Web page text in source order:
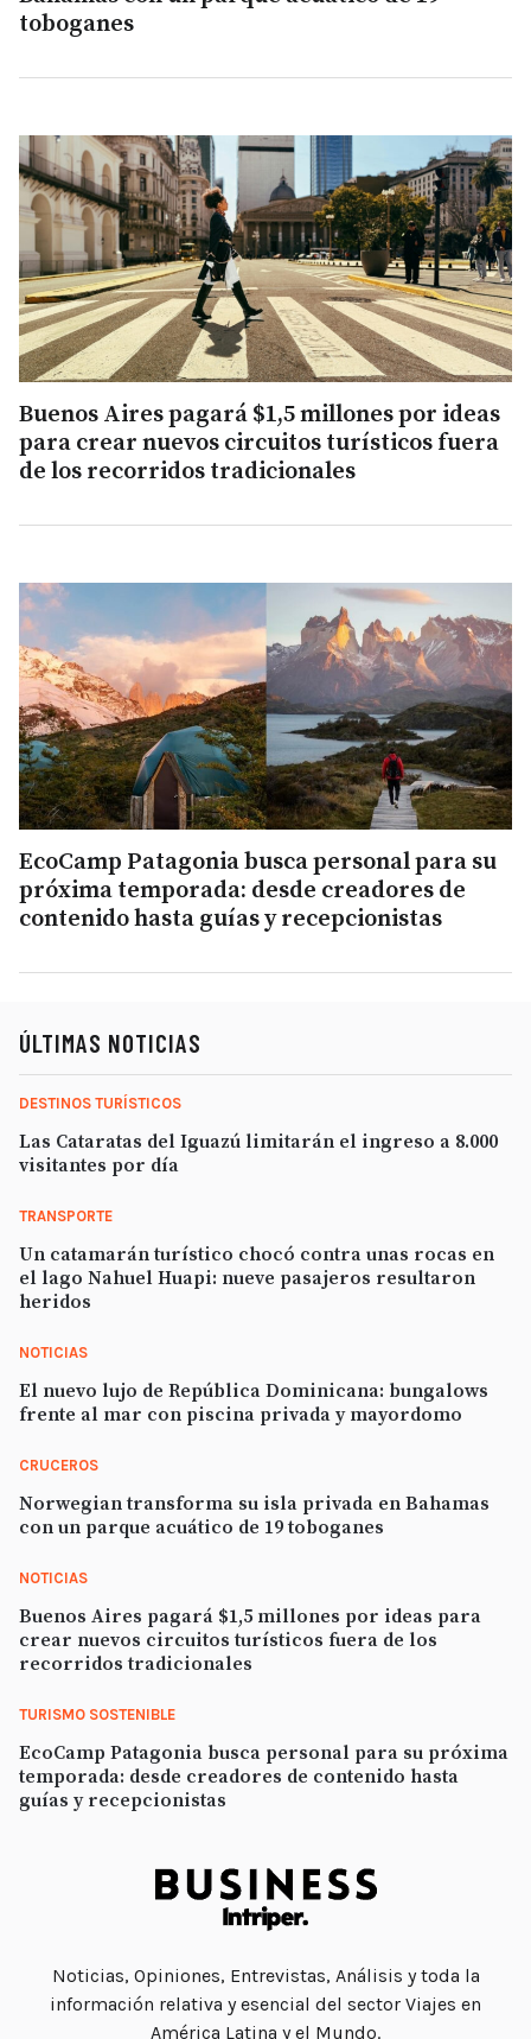
toboganes
Buenos Aires pagará $1,5 millones por ideas
para crear nuevos circuitos turísticos fuera
de los recorridos tradicionales
EcoCamp Patagonia busca personal para su
próxima temporada: desde creadores de
contenido hasta guías y recepcionistas
Noticias, Opiniones, Entrevistas, Análisis y toda la
información relativa y esencial del sector Viajes en
América Latina y el Mundo.
ÚLTIMAS NOTICIAS
DESTINOS TURÍSTICOS
Las Cataratas del Iguazú limitarán el ingreso a 8.000
visitantes por día
TRANSPORTE
Un catamarán turístico chocó contra unas rocas en
el lago Nahuel Huapi: nueve pasajeros resultaron
heridos
NOTICIAS
El nuevo lujo de República Dominicana: bungalows
frente al mar con piscina privada y mayordomo
CRUCEROS
Norwegian transforma su isla privada en Bahamas
con un parque acuático de 19 toboganes
NOTICIAS
Buenos Aires pagará $1,5 millones por ideas para
crear nuevos circuitos turísticos fuera de los
recorridos tradicionales
TURISMO SOSTENIBLE
EcoCamp Patagonia busca personal para su próxima
temporada: desde creadores de contenido hasta
guías y recepcionistas